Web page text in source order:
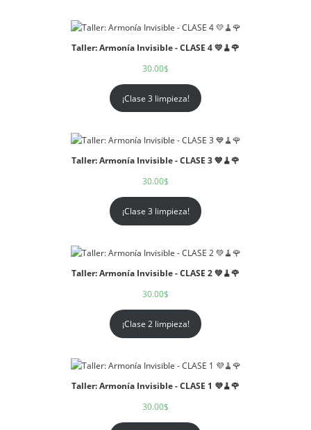
Taller: Armonía Invisible - CLASE 4 💛🧹🌹
30.00$
¡Clase 3 limpieza!
Taller: Armonía Invisible - CLASE 3 💙🧹🌹
30.00$
¡Clase 3 limpieza!
Taller: Armonía Invisible - CLASE 2 💚🧹🌹
30.00$
¡Clase 2 limpieza!
Taller: Armonía Invisible - CLASE 1 💜🧹🌹
30.00$